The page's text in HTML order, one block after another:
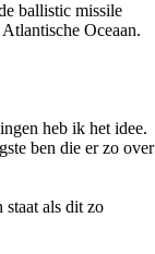
ballistic missile
Oceaan.
heb ik het idee.
ben die er zo over
als dit zo